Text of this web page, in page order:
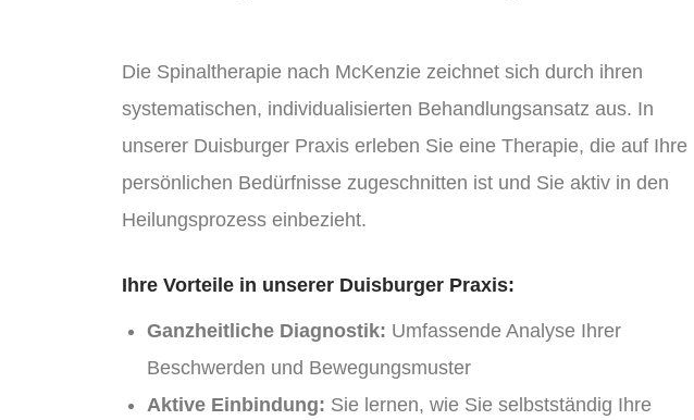
Die Spinaltherapie nach McKenzie zeichnet sich durch ihren
systematischen, individualisierten Behandlungsansatz aus. In
unserer Duisburger Praxis erleben Sie eine Therapie, die auf Ihre
persönlichen Bedürfnisse zugeschnitten ist und Sie aktiv in den
Heilungsprozess einbezieht.
Ihre Vorteile in unserer Duisburger Praxis:
Ganzheitliche Diagnostik: Umfassende Analyse Ihrer
Beschwerden und Bewegungsmuster
Aktive Einbindung: Sie lernen, wie Sie selbstständig Ihre